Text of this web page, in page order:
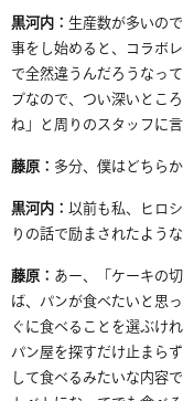
黒河内：生産数が多いの
事をし始めると、コラボ
で全然違うんだろうなっ
プなので、つい深いとこ
ね」と周りのスタッフに
藤原： 多分、僕はどちら
黒河内：以前も私、ヒロ
りの話で励まされたような
藤原： あー、「ケーキの
ば、パンが食べたいと思
ぐに食べることを選ぶけ
パン屋を探すだけ止まら
して食べるみたいな内容